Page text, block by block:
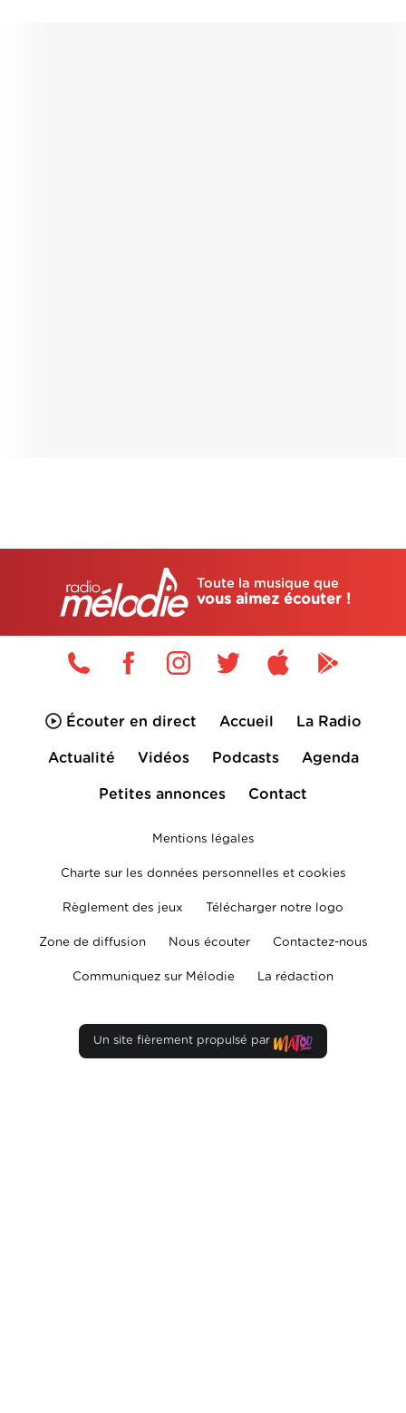
Toute la musique que
vous aimez écouter !
Écouter en direct Accueil La Radio
Actualité Vidéos Podcasts Agenda
Petites annonces Contact
Mentions légales
Charte sur les données personnelles et cookies
Règlement des jeux Télécharger notre logo
Zone de diffusion Nous écouter Contactez-nous
Communiquez sur Mélodie La rédaction
Un site fièrement propulsé par